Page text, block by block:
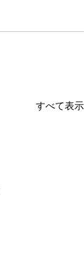
すべて表示